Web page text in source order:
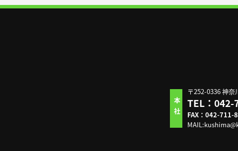
本社
〒252-0336 神
TEL：042-
FAX：042-711-